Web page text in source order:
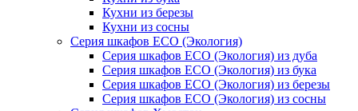
Кухни из березы
Кухни из сосны
Серия шкафов ECO (Экология)
Серия шкафов ECO (Экология) из дуба
Серия шкафов ECO (Экология) из бука
Серия шкафов ECO (Экология) из березы
Серия шкафов ECO (Экология) из сосны